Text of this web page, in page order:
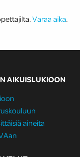
Varaa aika.
AIKUISLUKIOON
aineita